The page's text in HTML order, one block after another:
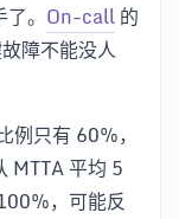
。 On-call的
障不能没人
例只有 60%，
MTTA 平均 5
，可能反